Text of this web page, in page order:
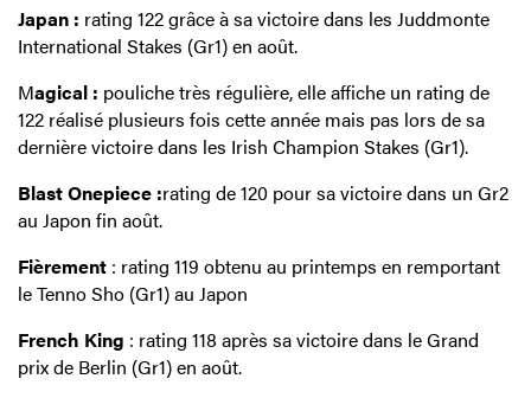
Japan : rating 122 grâce à sa victoire dans les Juddmonte
International Stakes (Gr1) en août.
Magical : pouliche très régulière, elle affiche un rating de
122 réalisé plusieurs fois cette année mais pas lors de sa
dernière victoire dans les Irish Champion Stakes (Gr1).
Blast Onepiece :rating de 120 pour sa victoire dans un Gr2
au Japon fin août.
Fièrement : rating 119 obtenu au printemps en remportant
le Tenno Sho (Gr1) au Japon
French King : rating 118 après sa victoire dans le Grand
prix de Berlin (Gr1) en août.